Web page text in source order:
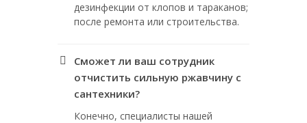
дезинфекции от клопов и тараканов;
после ремонта или строительства.
Сможет ли ваш сотрудник
отчистить сильную ржавчину с
сантехники?
Конечно, специалисты нашей